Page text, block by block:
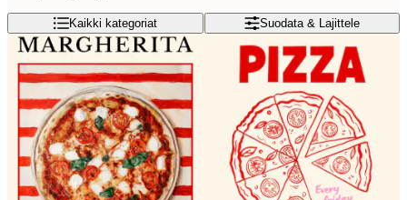
Kaikki kategoriat Suodata & Lajittele